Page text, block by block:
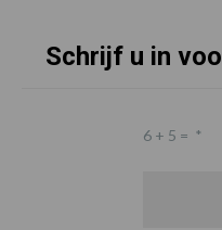
Schrijf u in
6 + 5 = *